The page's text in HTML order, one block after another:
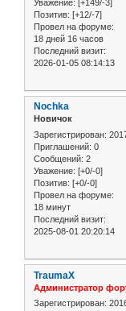
Уважение: [+149/-3]
Позитив: [+12/-7]
Провел на форуме:
18 дней 16 часов
Последний визит:
2026-01-05 08:14:13
Nochka
Новичок
Зарегистрирован:
Приглашений: 0
Сообщений: 2
Уважение: [+0/-0]
Позитив: [+0/-0]
Провел на форуме:
18 минут
Последний визит:
2025-08-01 20:20:14
TraumaX
Администратор
Зарегистрирован: